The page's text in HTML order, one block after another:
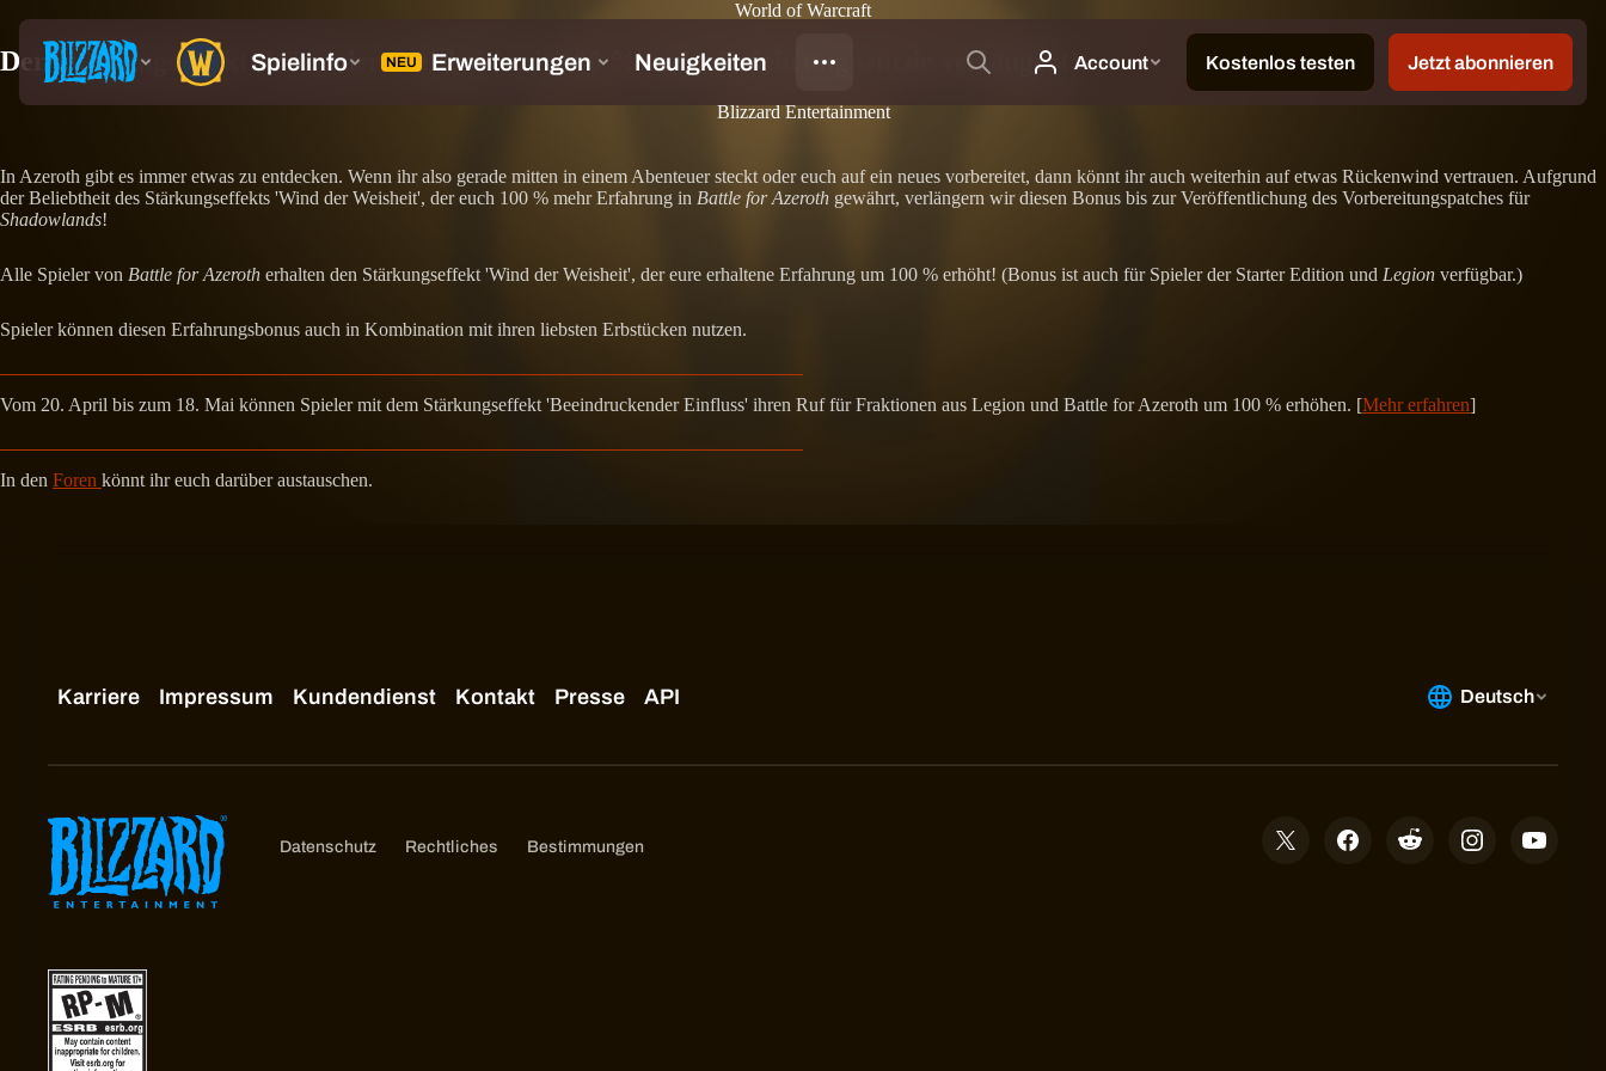
World of Warcraft
Der Stärkungseffekt 'Wind der Weisheit' mit 100 % mehr Erfahrung wurde verlängert!
Blizzard Entertainment
In Azeroth gibt es immer etwas zu entdecken. Wenn ihr also gerade mitten in einem Abenteuer steckt oder euch auf ein neues vorbereitet, dann könnt ihr auch weiterhin auf etwas Rückenwind vertrauen. Aufgrund
der Beliebtheit des Stärkungseffekts 'Wind der Weisheit', der euch 100 % mehr Erfahrung in Battle for Azeroth gewährt, verlängern wir diesen Bonus bis zur Veröffentlichung des Vorbereitungspatches für
Shadowlands!
Alle Spieler von Battle for Azeroth erhalten den Stärkungseffekt 'Wind der Weisheit', der eure erhaltene Erfahrung um 100 % erhöht! (Bonus ist auch für Spieler der Starter Edition und Legion verfügbar.)
Spieler können diesen Erfahrungsbonus auch in Kombination mit ihren liebsten Erbstücken nutzen.
Vom 20. April bis zum 18. Mai können Spieler mit dem Stärkungseffekt 'Beeindruckender Einfluss' ihren Ruf für Fraktionen aus Legion und Battle for Azeroth um 100 % erhöhen. [Mehr erfahren]
In den Foren könnt ihr euch darüber austauschen.